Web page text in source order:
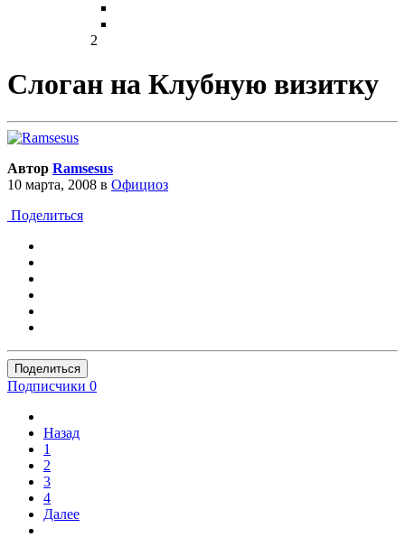
2
Слоган на Клубную визитку
Автор Ramsesus
10 марта, 2008 в Официоз
Поделиться
Поделиться
Подписчики 0
Назад
1
2
3
4
Далее